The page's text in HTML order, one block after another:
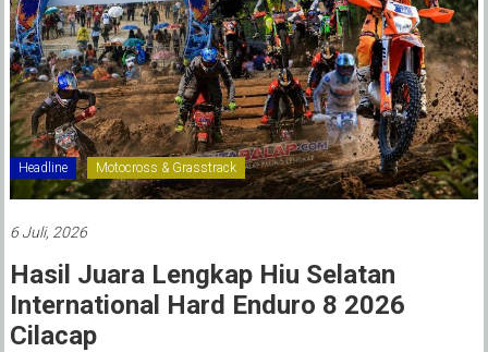
Headline Motocross & Grasstrack
6 Juli, 2026
Hasil Juara Lengkap Hiu Selatan
International Hard Enduro 8 2026
Cilacap